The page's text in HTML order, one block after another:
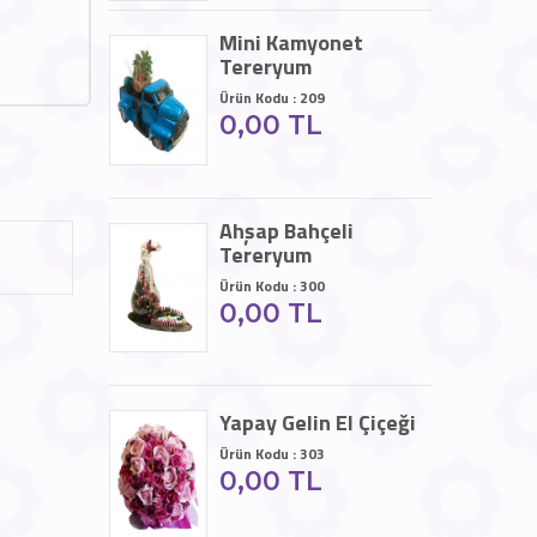
Mini Kamyonet
Tereryum
Ürün Kodu : 209
0,00 TL
Ahşap Bahçeli
Tereryum
Ürün Kodu : 300
0,00 TL
Yapay Gelin El Çiçeği
Ürün Kodu : 303
0,00 TL